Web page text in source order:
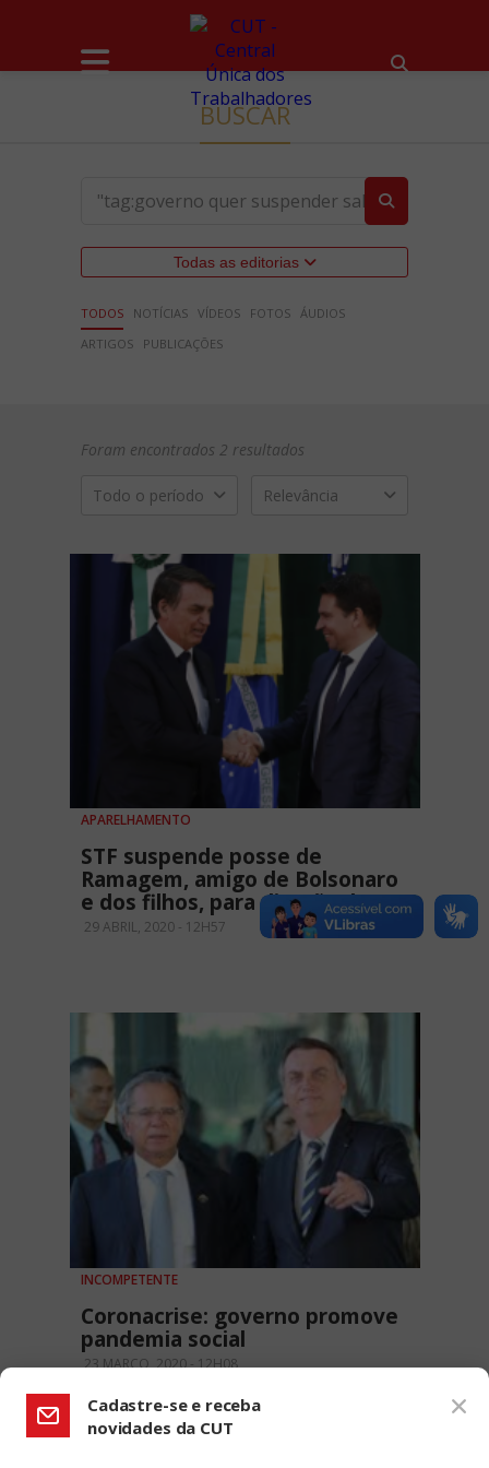
BUSCAR
Todas as editorias
TODOS NOTÍCIAS VÍDEOS FOTOS ÁUDIOS
ARTIGOS
PUBLICAÇÕES
Foram encontrados 2 resultados
Todo o período Relevância
APARELHAMENTO
STF suspende posse de
Ramagem, amigo de Bolsonaro
e dos filhos, para direção da PF
29 ABRIL, 2020 - 12H57
INCOMPETENTE
Coronacrise: governo promove
pandemia social
23 MARÇO, 2020 - 12H08
Cadastre-se e receba
novidades da CUT